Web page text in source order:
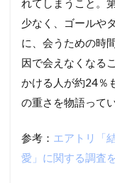
れてしまうこと。
少なく、ゴールや
に、会うための時
因で会えなくなる
かける人が約24％
の重さを物語ってい
参考： エアトリ「
愛」に関する調査を